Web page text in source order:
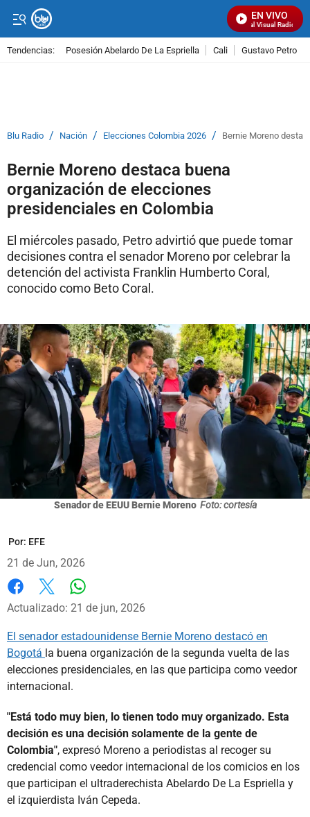
EN VIVO
Señal Visual Radio
Tendencias: Posesión Abelardo De La Espriella Cali Gustavo Petro
Blu Radio / Nación / Elecciones Colombia 2026 / Bernie Moreno
Bernie Moreno destaca buena
organización de elecciones
presidenciales en Colombia
El miércoles pasado, Petro advirtió que puede tomar
decisiones contra el senador Moreno por celebrar la
detención del activista Franklin Humberto Coral,
conocido como Beto Coral.
Senador de EEUU Bernie Moreno Foto: cortesía
Por: EFE
21 de Jun, 2026
Facebook
X
Actualizado: 21 de jun, 2026
El senador estadounidense Bernie Moreno destacó en
Bogotá la buena organización de la segunda vuelta de las
elecciones presidenciales, en las que participa como veedor
internacional.
"Está todo muy bien, lo tienen todo muy organizado. Esta
decisión es una decisión solamente de la gente de
Colombia", expresó Moreno a periodistas al recoger su
credencial como veedor internacional de los comicios en los
que participan el ultraderechista Abelardo De La Espriella y
el izquierdista Iván Cepeda.